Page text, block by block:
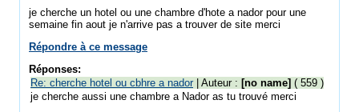
je cherche un hotel ou une chambre d'hote a nador pour une
semaine fin aout je n'arrive pas a trouver de site merci
Répondre à ce message
Réponses:
Re: cherche hotel ou cbhre a nador | Auteur : [no name] ( 559 )
je cherche aussi une chambre a Nador as tu trouvé merci